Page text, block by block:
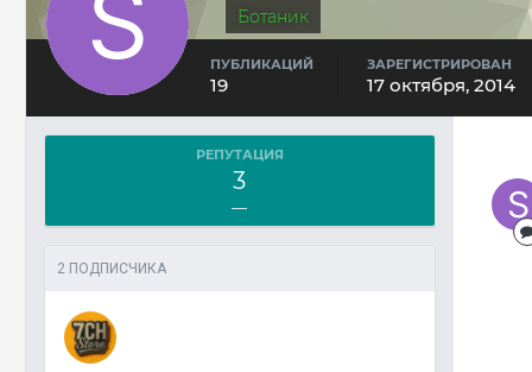
Ботаник
ПУБЛИКАЦИЙ
19
ЗАРЕГИСТРИРОВАН
17 октября, 2014
РЕПУТАЦИЯ
3
—
2 ПОДПИСЧИКА